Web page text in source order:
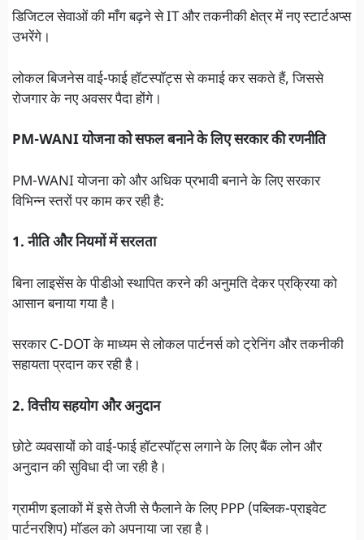
डिजिटल सेवाओं की माँग बढ़ने से IT और तकनीकी क्षेत्र में नए स्टार्टअप्स
उभरेंगे।
लोकल बिजनेस वाई-फाई हॉटस्पॉट्स से कमाई कर सकते हैं, जिससे
रोजगार के नए अवसर पैदा होंगे।
PM-WANI योजना को सफल बनाने के लिए सरकार की रणनीति
PM-WANI योजना को और अधिक प्रभावी बनाने के लिए सरकार
विभिन्न स्तरों पर काम कर रही है:
1. नीति और नियमों में सरलता
बिना लाइसेंस के पीडीओ स्थापित करने की अनुमति देकर प्रक्रिया को
आसान बनाया गया है।
सरकार C-DOT के माध्यम से लोकल पार्टनर्स को ट्रेनिंग और तकनीकी
सहायता प्रदान कर रही है।
2. वित्तीय सहयोग और अनुदान
छोटे व्यवसायों को वाई-फाई हॉटस्पॉट्स लगाने के लिए बैंक लोन और
अनुदान की सुविधा दी जा रही है।
ग्रामीण इलाकों में इसे तेजी से फैलाने के लिए PPP (पब्लिक-प्राइवेट
पार्टनरशिप) मॉडल को अपनाया जा रहा है।